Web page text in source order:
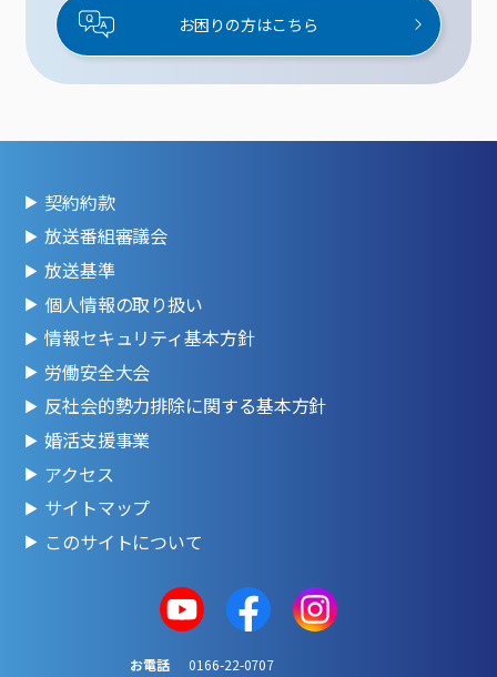
お困りの方はこちら
契約約款
放送番組審議会
放送基準
個人情報の取り扱い
情報セキュリティ基本方針
労働安全大会
反社会的勢力排除に関する基本方針
婚活支援事業
アクセス
サイトマップ
このサイトについて
お電話
0166-22-0707